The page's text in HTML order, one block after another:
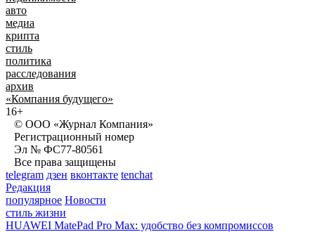
авто
медиа
крипта
стиль
политика
расследования
архив
«Компания будущего»
16+
© ООО «Журнал Компания»
Регистрационный номер
Эл № ФС77-80561
Все права защищены
telegram дзен вконтакте tenchat
Редакция
популярное Новости
стиль жизни
HUAWEI MatePad Pro Max: удобство без компромиссов